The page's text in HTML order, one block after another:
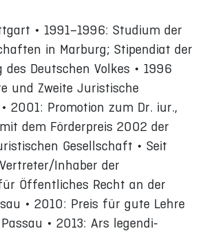
• 1991–1996: Studium der
in Marburg; Stipendiat der
Deutschen Volkes • 1996
und Zweite Juristische
2001: Promotion zum Dr. iur.,
dem Förderpreis 2002 der
Gesellschaft • Seit
Inhaber der
Öffentliches Recht an der
• 2010: Preis für gute Lehre
• 2013: Ars legendi-